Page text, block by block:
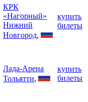
КРК
«Нагорный»
Нижний
Новгород,
купить
билеты
Лада-Арена
Тольятти,
купить
билеты